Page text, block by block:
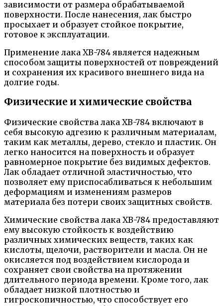
зависимости от размера обрабатываемой
поверхности. После нанесения, лак быстро
просыхает и образует стойкое покрытие,
готовое к эксплуатации.
Применение лака ХВ-784 является надежным
способом защиты поверхностей от повреждений
и сохранения их красивого внешнего вида на
долгие годы.
Физические и химические свойства
Физические свойства лака ХВ-784 включают в
себя высокую адгезию к различным материалам,
таким как металлы, дерево, стекло и пластик. Он
легко наносится на поверхность и образует
равномерное покрытие без видимых дефектов.
Лак обладает отличной эластичностью, что
позволяет ему приспосабливаться к небольшим
деформациям и изменениям размеров
материала без потери своих защитных свойств.
Химические свойства лака ХВ-784 предоставляют
ему высокую стойкость к воздействию
различных химических веществ, таких как
кислоты, щелочи, растворители и масла. Он не
окисляется под воздействием кислорода и
сохраняет свои свойства на протяжении
длительного периода времени. Кроме того, лак
обладает низкой плотностью и
гигроскопичностью, что способствует его